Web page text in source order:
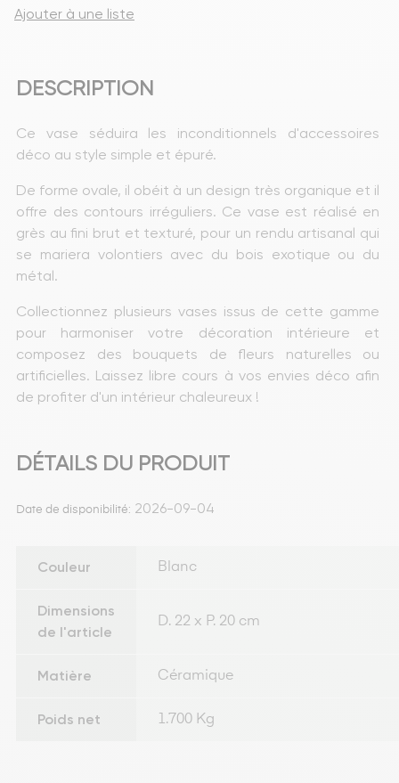
Ajouter à une liste
DESCRIPTION
Ce vase séduira les inconditionnels d'accessoires
déco au style simple et épuré.
De forme ovale, il obéit à un design très organique et il
offre des contours irréguliers. Ce vase est réalisé en
grès au fini brut et texturé, pour un rendu artisanal qui
se mariera volontiers avec du bois exotique ou du
métal.
Collectionnez plusieurs vases issus de cette gamme
pour harmoniser votre décoration intérieure et
composez des bouquets de fleurs naturelles ou
artificielles. Laissez libre cours à vos envies déco afin
de profiter d'un intérieur chaleureux !
DÉTAILS DU PRODUIT
Date de disponibilité: 2026-09-04
Couleur Blanc
Dimensions
de l'article
D. 22 x P. 20 cm
Matière Céramique
Poids net 1.700 Kg